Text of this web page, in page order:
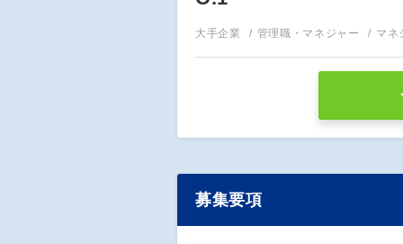
大手企業 管理職・マネジャー マネ
募集要項